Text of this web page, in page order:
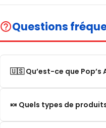
help_outlineQuestions
🇺🇸 Qu’est-ce que Pop’s
Pop’s America est une
🍬 Quels types de